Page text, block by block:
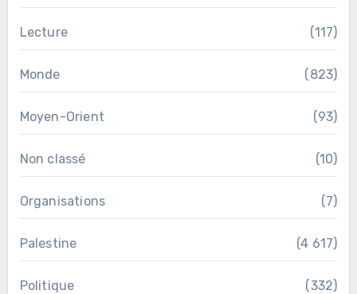
Lecture (117)
Monde (823)
Moyen-Orient (93)
Non classé (10)
Organisations (7)
Palestine (4 617)
Politique (332)